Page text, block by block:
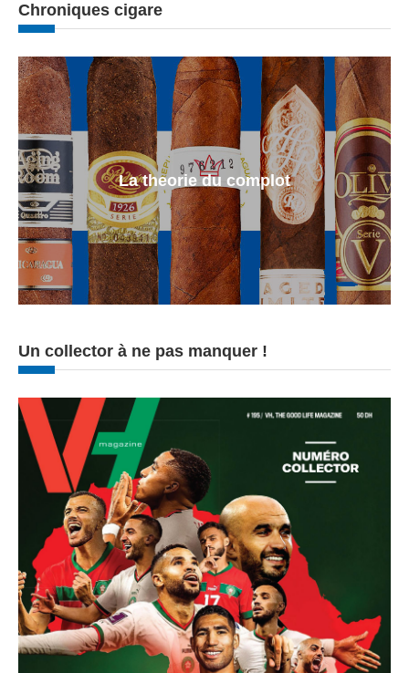
Chroniques cigare
La theorie du complot
Un collector à ne pas manquer !